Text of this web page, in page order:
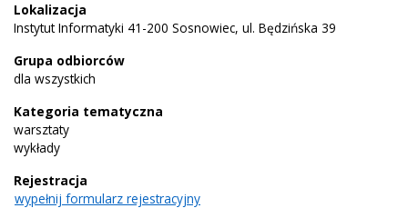
Lokalizacja
Instytut Informatyki 41-200 Sosnowiec, ul. Będzińska 39
Grupa odbiorców
dla wszystkich
Kategoria tematyczna
warsztaty
wykłady
Rejestracja
wypełnij formularz rejestracyjny